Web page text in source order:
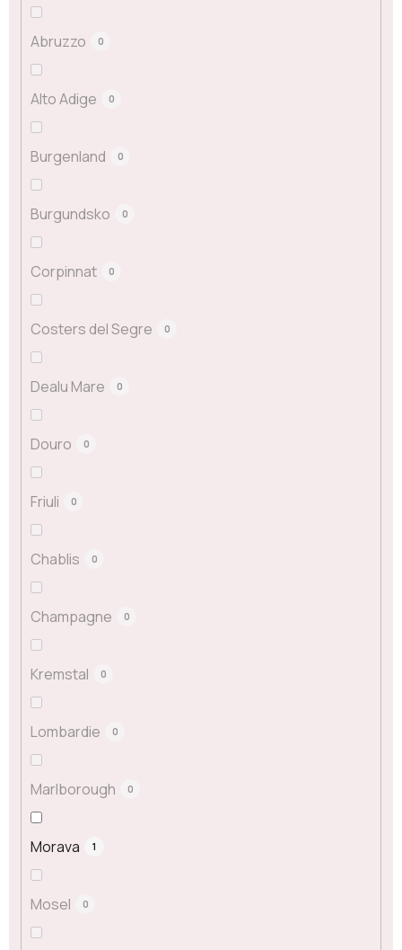
Abruzzo 0
Alto Adige 0
Burgenland 0
Burgundsko 0
Corpinnat 0
Costers del Segre 0
Dealu Mare 0
Douro 0
Friuli 0
Chablis 0
Champagne 0
Kremstal 0
Lombardie 0
Marlborough 0
Morava 1
Mosel 0